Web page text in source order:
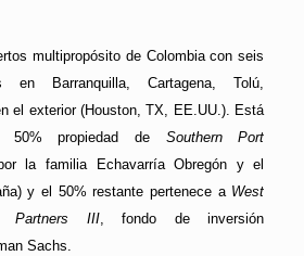
multipropósito de Colombia con seis
en Barranquilla, Cartagena, Tolú,
el exterior (Houston, TX, EE.UU.). Está
50% propiedad de Southern Port
la familia Echavarría Obregón y el
y el 50% restante pertenece a West
Partners III, fondo de inversión
Sachs.